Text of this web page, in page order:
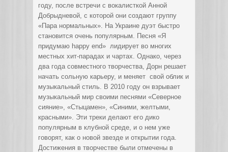
году, после встречи с вокалисткой Анной
Добрыдневой, с которой они создают группу
«Пара нормальных». На Украине дуэт быстро
становится очень популярным. Песня «Я
придумаю happy end» лидирует во многих
местных хит-парадах и чартах. Однако, через
два года совместного творчества, Дорн решает
начать сольную карьеру, и меняет свой облик и
музыкальный стиль. В 2010 году он взрывает
музыкальный мир своими песнями «Северное
сияние», «Стыцамен», «Синими, желтыми,
красными». Эти треки делают его дико
популярным в клубной среде, и о нем уже
говорят, как о новой звезде и открытии года.
Достижения в творчестве были отмечены в